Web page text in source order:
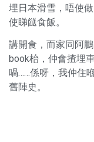
埋日本滑雪，唔使
使睇餸食飯。
講開食，而家同阿
book枱，仲會揸埋
喎……係呀，我仲住
舊陣史。